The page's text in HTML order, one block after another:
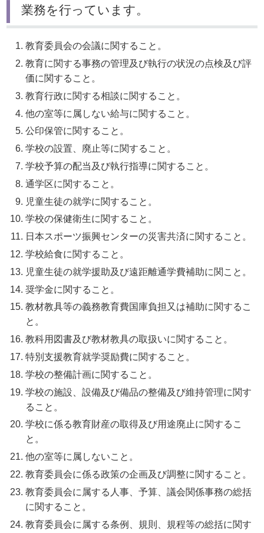
業務を行っています。
教育委員会の会議に関すること。
教育に関する事務の管理及び執行の状況の点検及び評
価に関すること。
教育行政に関する相談に関すること。
他の室等に属しない給与に関すること。
公印保管に関すること。
学校の設置、廃止等に関すること。
学校予算の配当及び執行指導に関すること。
通学区に関すること。
児童生徒の就学に関すること。
学校の保健衛生に関すること。
日本スポーツ振興センターの災害共済に関すること。
学校給食に関すること。
児童生徒の就学援助及び遠距離通学費補助に関こと。
奨学金に関すること。
教材教具等の義務教育費国庫負担又は補助に関するこ
と。
教科用図書及び教材教具の取扱いに関すること。
特別支援教育就学奨励費に関すること。
学校の整備計画に関すること。
学校の施設、設備及び備品の整備及び維持管理に関す
ること。
学校に係る教育財産の取得及び用途廃止に関するこ
と。
他の室等に属しないこと。
教育委員会に係る政策の企画及び調整に関すること。
教育委員会に属する人事、予算、議会関係事務の総括
に関すること。
教育委員会に属する条例、規則、規程等の総括に関す